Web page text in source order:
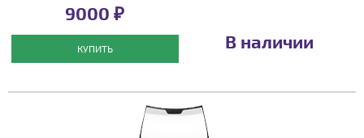
9000 ₽
КУПИТЬ В наличии